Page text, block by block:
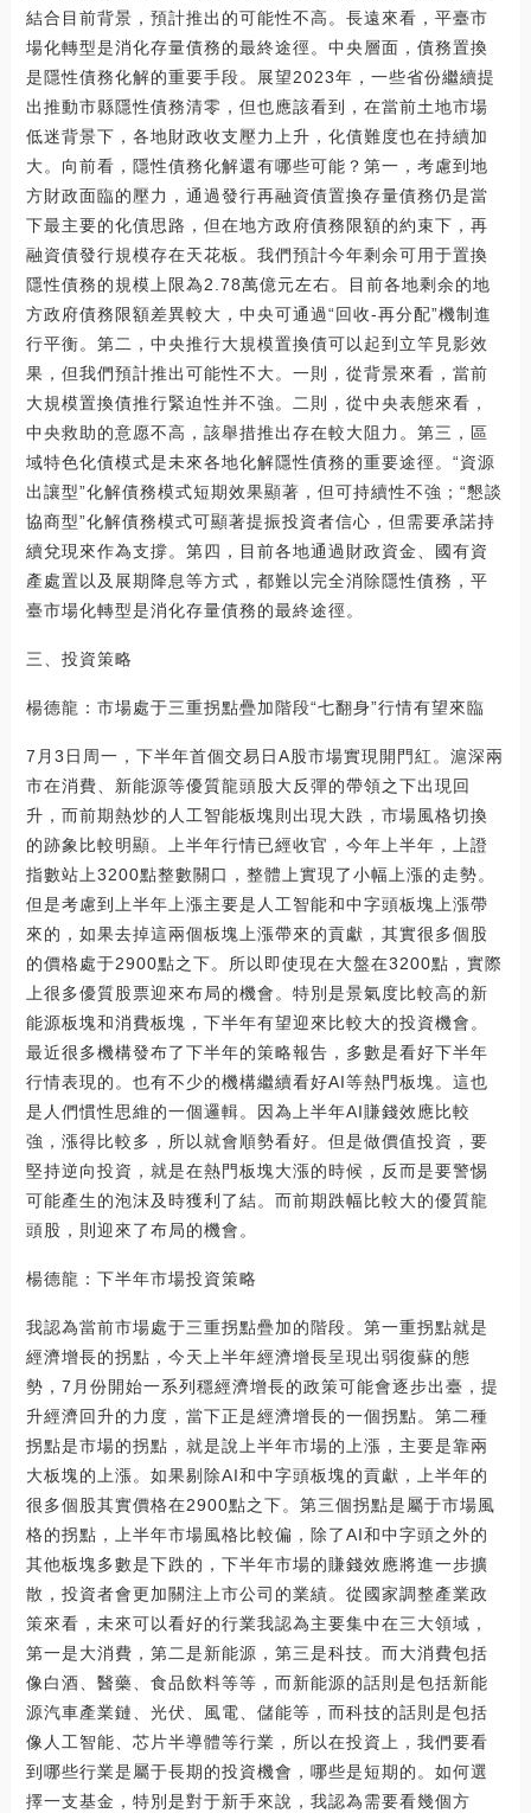
結合目前背景，預計推出的可能性不高。長遠來看，平臺市
場化轉型是消化存量債務的最終途徑。中央層面，債務置換
是隱性債務化解的重要手段。展望2023年，一些省份繼續提
出推動市縣隱性債務清零，但也應該看到，在當前土地市場
低迷背景下，各地財政收支壓力上升，化債難度也在持續加
大。向前看，隱性債務化解還有哪些可能？第一，考慮到地
方財政面臨的壓力，通過發行再融資債置換存量債務仍是當
下最主要的化債思路，但在地方政府債務限額的約束下，再
融資債發行規模存在天花板。我們預計今年剩余可用于置換
隱性債務的規模上限為2.78萬億元左右。目前各地剩余的地
方政府債務限額差異較大，中央可通過“回收-再分配”機制進
行平衡。第二，中央推行大規模置換債可以起到立竿見影效
果，但我們預計推出可能性不大。一則，從背景來看，當前
大規模置換債推行緊迫性并不強。二則，從中央表態來看，
中央救助的意愿不高，該舉措推出存在較大阻力。第三，區
域特色化債模式是未來各地化解隱性債務的重要途徑。“資源
出讓型”化解債務模式短期效果顯著，但可持續性不強；“懇談
協商型”化解債務模式可顯著提振投資者信心，但需要承諾持
續兌現來作為支撐。第四，目前各地通過財政資金、國有資
產處置以及展期降息等方式，都難以完全消除隱性債務，平
臺市場化轉型是消化存量債務的最終途徑。
三、投資策略
楊德龍：市場處于三重拐點疊加階段“七翻身”行情有望來臨
7月3日周一，下半年首個交易日A股市場實現開門紅。滬深兩
市在消費、新能源等優質龍頭股大反彈的帶領之下出現回
升，而前期熱炒的人工智能板塊則出現大跌，市場風格切換
的跡象比較明顯。上半年行情已經收官，今年上半年，上證
指數站上3200點整數關口，整體上實現了小幅上漲的走勢。
但是考慮到上半年上漲主要是人工智能和中字頭板塊上漲帶
來的，如果去掉這兩個板塊上漲帶來的貢獻，其實很多個股
的價格處于2900點之下。所以即使現在大盤在3200點，實際
上很多優質股票迎來布局的機會。特別是景氣度比較高的新
能源板塊和消費板塊，下半年有望迎來比較大的投資機會。
最近很多機構發布了下半年的策略報告，多數是看好下半年
行情表現的。也有不少的機構繼續看好AI等熱門板塊。這也
是人們慣性思維的一個邏輯。因為上半年AI賺錢效應比較
強，漲得比較多，所以就會順勢看好。但是做價值投資，要
堅持逆向投資，就是在熱門板塊大漲的時候，反而是要警惕
可能產生的泡沫及時獲利了結。而前期跌幅比較大的優質龍
頭股，則迎來了布局的機會。
楊德龍：下半年市場投資策略
我認為當前市場處于三重拐點疊加的階段。第一重拐點就是
經濟增長的拐點，今天上半年經濟增長呈現出弱復蘇的態
勢，7月份開始一系列穩經濟增長的政策可能會逐步出臺，提
升經濟回升的力度，當下正是經濟增長的一個拐點。第二種
拐點是市場的拐點，就是說上半年市場的上漲，主要是靠兩
大板塊的上漲。如果剔除AI和中字頭板塊的貢獻，上半年的
很多個股其實價格在2900點之下。第三個拐點是屬于市場風
格的拐點，上半年市場風格比較偏，除了AI和中字頭之外的
其他板塊多數是下跌的，下半年市場的賺錢效應將進一步擴
散，投資者會更加關注上市公司的業績。從國家調整產業政
策來看，未來可以看好的行業我認為主要集中在三大領域，
第一是大消費，第二是新能源，第三是科技。而大消費包括
像白酒、醫藥、食品飲料等等，而新能源的話則是包括新能
源汽車產業鏈、光伏、風電、儲能等，而科技的話則是包括
像人工智能、芯片半導體等行業，所以在投資上，我們要看
到哪些行業是屬于長期的投資機會，哪些是短期的。如何選
擇一支基金，特別是對于新手來說，我認為需要看幾個方